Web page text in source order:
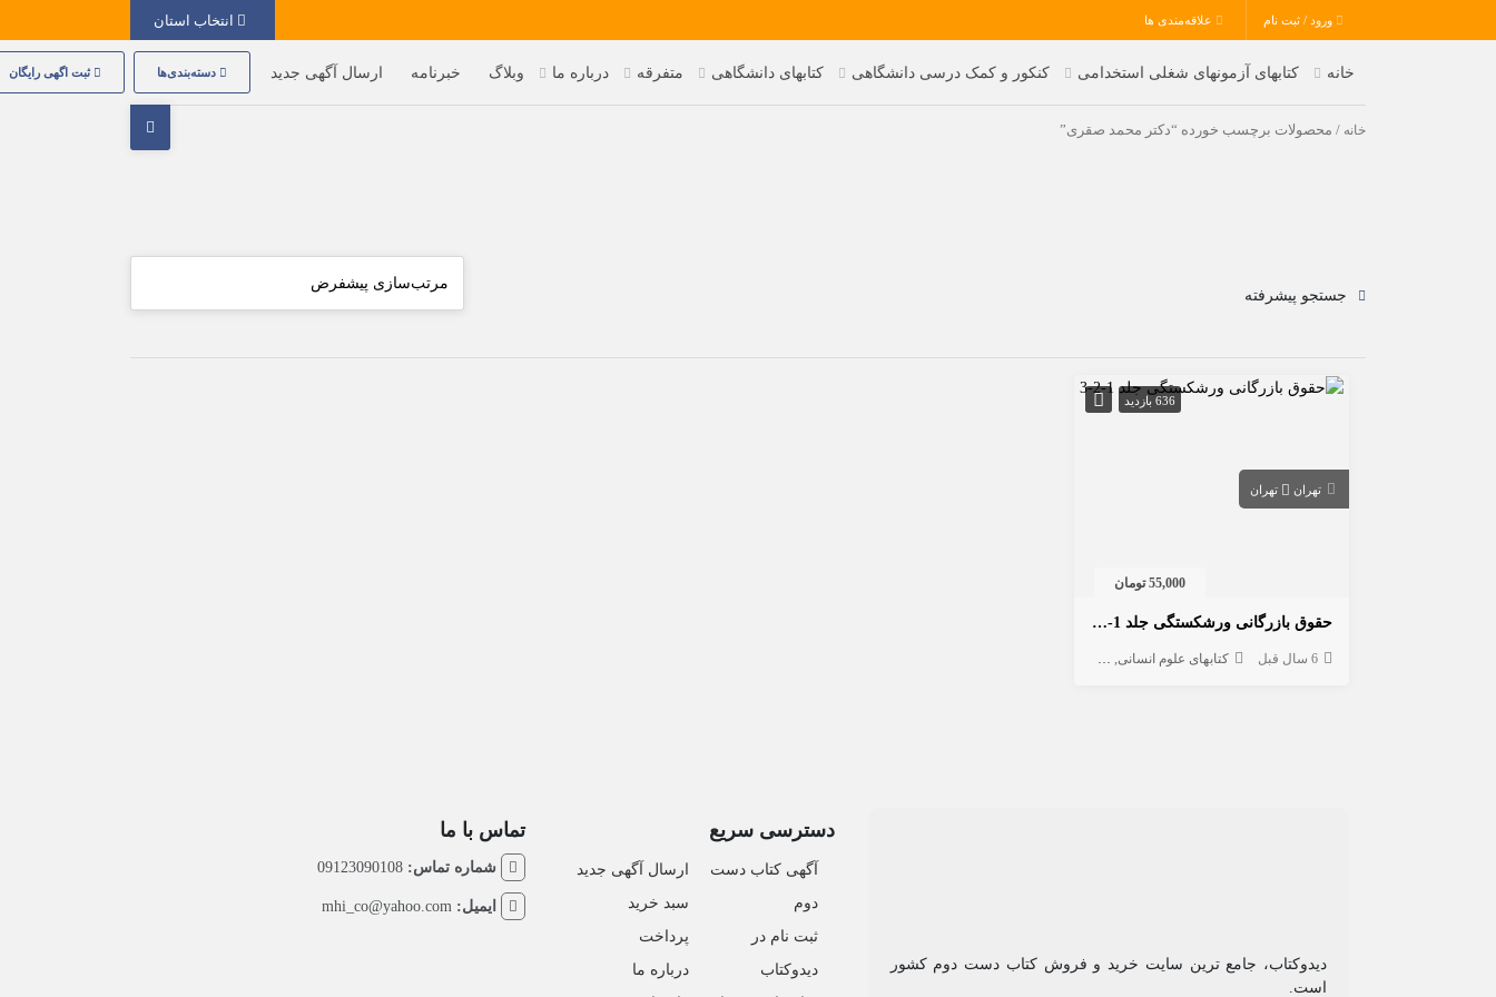
ورود / ثبت نام علاقه‌مندی ها
خانه کتابهای آزمونهای شغلی استخدامی کنکور و کمک درسی دانشگاهی کتابهای دانشگاهی متفرقه درباره ما وبلاگ خبرنامه ارسال آگهی جدید دسته‌بندی‌ها ثبت اگهی رایگان
خانه / محصولات برچسب خورده “دکتر محمد صقری”
جستجو پیشرفته
636 بازدید
تهران تهران
55,000 تومان
حقوق بازرگانی ورشکستگی جلد 1-2-3
6 سال قبل کتابهای علوم انسانی
دیدوکتاب، جامع ترین سایت خرید و فروش کتاب دست دوم کشور
است.
دسترسی سریع
آگهی کتاب دست
دوم
ثبت نام در
دیدوکتاب
ارسال آگهی جدید
سبد خرید
پرداخت
درباره ما
تماس با ما
شماره تماس: 09123090108
ایمیل: mhi_co@yahoo.com